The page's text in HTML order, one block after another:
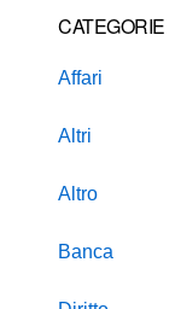
CATEGORIE
Affari
Altri
Altro
Banca